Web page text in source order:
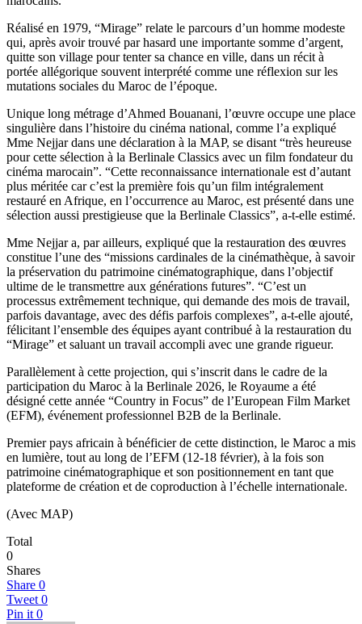
Réalisé en 1979, “Mirage” relate le parcours d’un homme modeste
qui, après avoir trouvé par hasard une importante somme d’argent,
quitte son village pour tenter sa chance en ville, dans un récit à
portée allégorique souvent interprété comme une réflexion sur les
mutations sociales du Maroc de l’époque.
Unique long métrage d’Ahmed Bouanani, l’œuvre occupe une place
singulière dans l’histoire du cinéma national, comme l’a expliqué
Mme Nejjar dans une déclaration à la MAP, se disant “très heureuse
pour cette sélection à la Berlinale Classics avec un film fondateur du
cinéma marocain”. “Cette reconnaissance internationale est d’autant
plus méritée car c’est la première fois qu’un film intégralement
restauré en Afrique, en l’occurrence au Maroc, est présenté dans une
sélection aussi prestigieuse que la Berlinale Classics”, a-t-elle estimé.
Mme Nejjar a, par ailleurs, expliqué que la restauration des œuvres
constitue l’une des “missions cardinales de la cinémathèque, à savoir
la préservation du patrimoine cinématographique, dans l’objectif
ultime de le transmettre aux générations futures”. “C’est un
processus extrêmement technique, qui demande des mois de travail,
parfois davantage, avec des défis parfois complexes”, a-t-elle ajouté,
félicitant l’ensemble des équipes ayant contribué à la restauration du
“Mirage” et saluant un travail accompli avec une grande rigueur.
Parallèlement à cette projection, qui s’inscrit dans le cadre de la
participation du Maroc à la Berlinale 2026, le Royaume a été
désigné cette année “Country in Focus” de l’European Film Market
(EFM), événement professionnel B2B de la Berlinale.
Premier pays africain à bénéficier de cette distinction, le Maroc a mis
en lumière, tout au long de l’EFM (12-18 février), à la fois son
patrimoine cinématographique et son positionnement en tant que
plateforme de création et de coproduction à l’échelle internationale.
(Avec MAP)
Total
0
Shares
Share 0
Tweet 0
Pin it 0